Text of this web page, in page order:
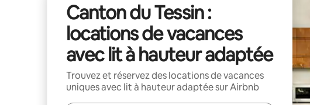
Canton du Tessin :
locations de vacances
avec lit à hauteur adaptée
Trouvez et réservez des locations de vacances
uniques avec lit à hauteur adaptée sur Airbnb